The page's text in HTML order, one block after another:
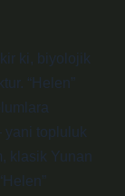
ki, biyolojik
“Helen”
yani topluluk
klasik Yunan